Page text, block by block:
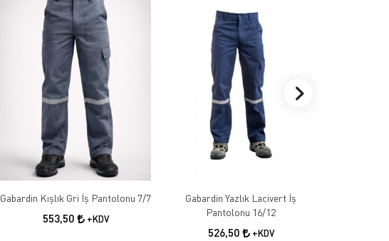
Gabardin Kışlık Gri İş Pantolonu 7/7
553,50 +KDV
Gabardin Yazlık Lacivert İş
Pantolonu 16/12
526,50 +KDV